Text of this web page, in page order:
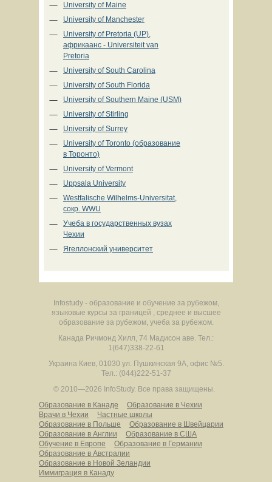
University of Maine
University of Manchester
University of Pretoria (UP),
африкаанс - Universiteit van
Pretoria
University of South Carolina
University of South Florida
University of Southern Maine (USM)
University of Stirling
University of Surrey
University of Toronto (образование
в Торонто)
University of Vermont
Uppsala University
Westfalische Wilhelms-Universitat,
сокр. WWU
Учеба в государственных вузах
Чехии
Ягеллонский университет
Infostudy - образование и обучение за рубежом,
языковые курсы за границей , среднее и высшее
образование за рубежом, учеба за рубежом.
Канада Ричмонд Хилл, 74 Мадисон аве. Тел.:
1(647)338-22-61
Украина Киев, 01030 ул. Пушкинская 9А, офис №5.
Тел.: (044)222-51-37
© 2010—2026 InfoStudy. Все права защищены.
Образование в Канаде
Образование в Чехии
Врачи в Чехии
Частные школы
Образование в Польше
Образование в Швейцарии
Образование в Англии
Образование в США
Обучение в Европе
Образование в Германии
Образование в Австралии
Образование в Новой Зеландии
Иммиграция в Канаду